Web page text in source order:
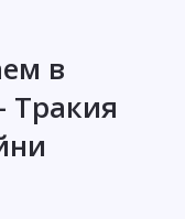
в
Тракия